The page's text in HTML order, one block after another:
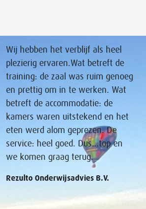
Wij hebben het verblijf als heel
plezierig ervaren.Wat betreft de
training: de zaal was ruim genoeg
en prettig om in te werken. Wat
betreft de accommodatie: de
kamers waren uitstekend en het
eten werd alom geprezen. De
service: heel goed. Dus…top en
we komen graag terug.
Rezulto Onderwijsadvies B.V.